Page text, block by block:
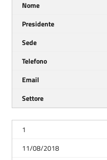
Nome
Presidente
Sede
Telefono
Email
Settore
1
11/08/2018